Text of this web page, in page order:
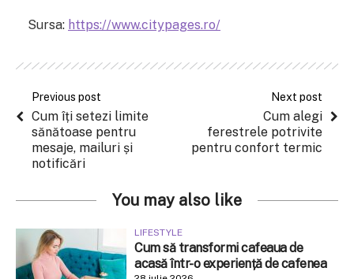
Sursa: https://www.citypages.ro/
Previous post
Cum îți setezi limite
sănătoase pentru
mesaje, mailuri și
notificări
Next post
Cum alegi
ferestrele potrivite
pentru confort termic
You may also like
LIFESTYLE
Cum să transformi cafeaua de
acasă într-o experiență de cafenea